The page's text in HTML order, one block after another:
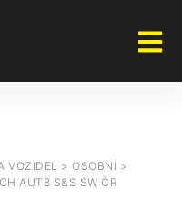
VOZIDEL > OSOBNÍ >
AUT8 S&S SW ČR